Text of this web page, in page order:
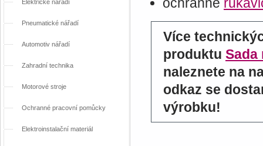
Více
produktu Sada
naleznete na
odkaz se
výrobku!
Elektrické nářadí
Pneumatické nářadí
Automotiv nářadí
Zahradní technika
Motorové stroje
Ochranné pracovní pomůcky
Elektroinstalační materiál